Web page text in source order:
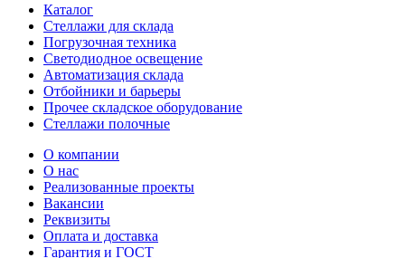
Каталог
Стеллажи для склада
Погрузочная техника
Светодиодное освещение
Автоматизация склада
Отбойники и барьеры
Прочее складское оборудование
Стеллажи полочные
О компании
О нас
Реализованные проекты
Вакансии
Реквизиты
Оплата и доставка
Гарантия и ГОСТ